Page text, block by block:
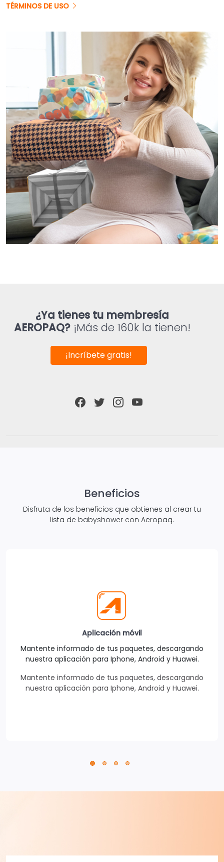
TÉRMINOS DE USO
¿Ya tienes tu membresía
AEROPAQ?¡Más de 160k la tienen!
¡Incríbete gratis!
Beneficios
Disfruta de los beneficios que obtienes al crear tu
lista de babyshower con Aeropaq.
Aplicación móvil
Mantente informado de tus paquetes, descargando
nuestra aplicación para Iphone, Android y Huawei.
Mantente informado de tus paquetes, descargando
nuestra aplicación para Iphone, Android y Huawei.